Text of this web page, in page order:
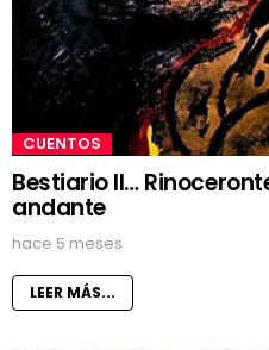
CUENTOS
Bestiario II…
andante
hace 5 meses
LEER MÁS...